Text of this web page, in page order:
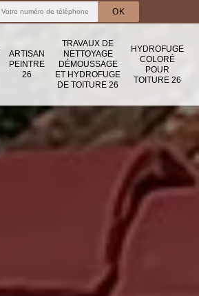
ARTISAN
PEINTRE
26
TRAVAUX DE
NETTOYAGE
DÉMOUSSAGE
ET HYDROFUGE
DE TOITURE 26
HYDROFUGE
COLORÉ
POUR
TOITURE 26